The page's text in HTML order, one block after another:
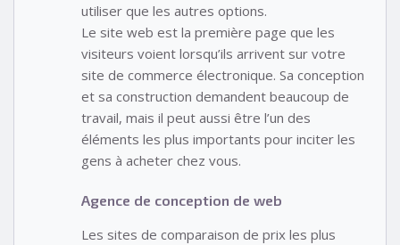
utiliser que les autres options.
Le site web est la première page que les
visiteurs voient lorsqu’ils arrivent sur votre
site de commerce électronique. Sa conception
et sa construction demandent beaucoup de
travail, mais il peut aussi être l’un des
éléments les plus importants pour inciter les
gens à acheter chez vous.
Agence de conception de web
Les sites de comparaison de prix les plus